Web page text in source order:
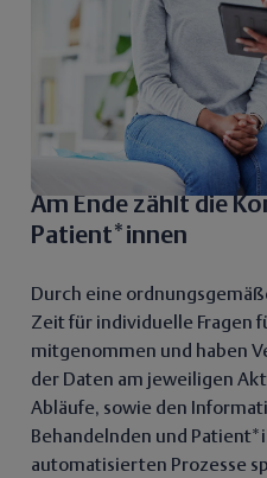
Am Ende zählt die
Patient*innen
Durch eine
Zeit für individuelle Fragen
mitgenommen und haben
der Daten am jeweiligen
Abläufe, sowie den
Behandelnden und
automatisierten Prozesse